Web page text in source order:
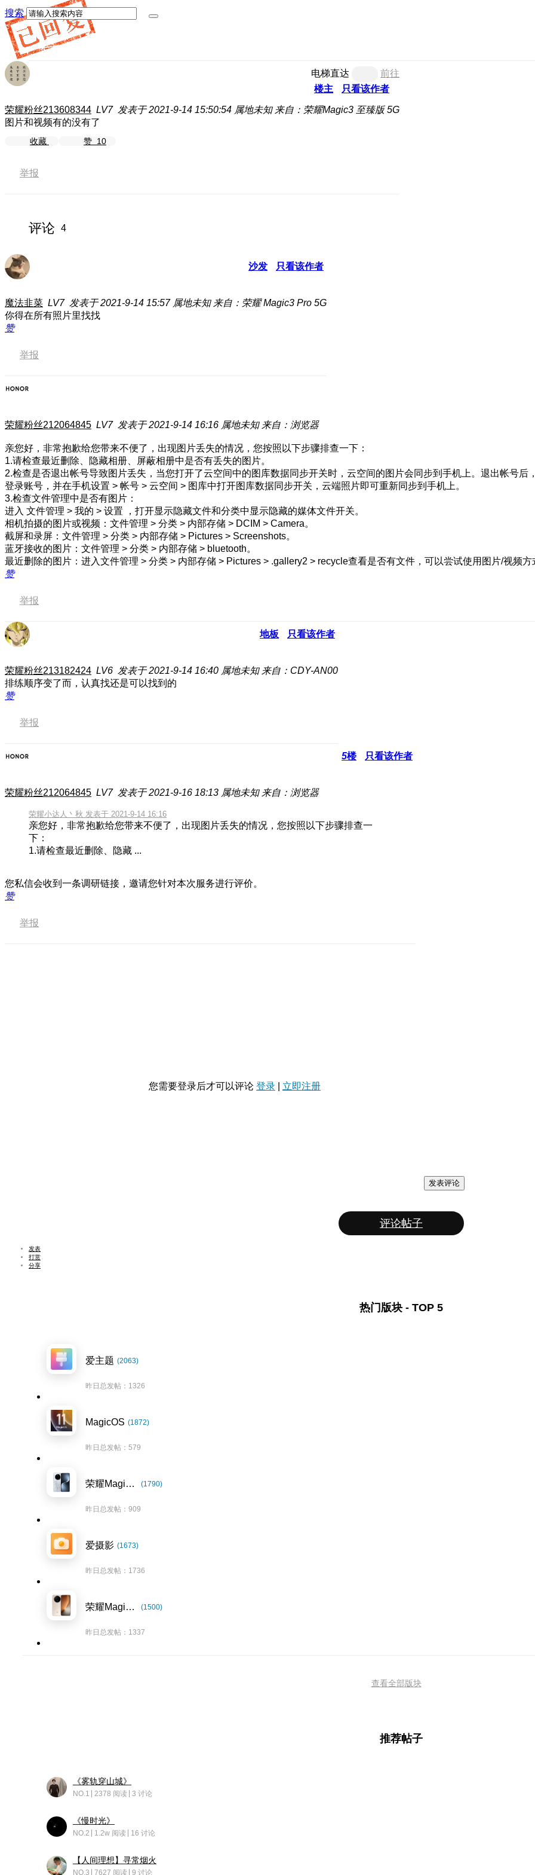
搜索
电梯直达
前往
楼主
只看该作者
荣耀粉丝213608344 LV7 发表于 2021-9-14 15:50:54 属地未知 来自：荣耀Magic3 至臻版 5G
图片和视频有的没有了
收藏 赞 10
举报
评论 4
沙发 只看该作者
魔法韭菜 LV7 发表于 2021-9-14 15:57 属地未知 来自：荣耀 Magic3 Pro 5G
你得在所有照片里找找
赞
举报
荣耀粉丝212064845 LV7 发表于 2021-9-14 16:16 属地未知 来自：浏览器
亲您好，非常抱歉给您带来不便了，出现图片丢失的情况，您按照以下步骤排查一下：
1.请检查最近删除、隐藏相册、屏蔽相册中是否有丢失的图片。
2.检查是否退出帐号导致图片丢失，当您打开了云空间中的图库数据同步开关时，云空间的图片会同步到手机上。退出帐号
登录账号，并在手机设置 > 帐号 > 云空间 > 图库中打开图库数据同步开关，云端照片即可重新同步到手机上。
3.检查文件管理中是否有图片：
进入 文件管理 > 我的 > 设置 ，打开显示隐藏文件和分类中显示隐藏的媒体文件开关。
相机拍摄的图片或视频：文件管理 > 分类 > 内部存储 > DCIM > Camera。
截屏和录屏：文件管理 > 分类 > 内部存储 > Pictures > Screenshots。
蓝牙接收的图片：文件管理 > 分类 > 内部存储 > bluetooth。
最近删除的图片：进入文件管理 > 分类 > 内部存储 > Pictures > .gallery2 > recycle查看是否有文件，可以尝试使用图片/视频
赞
举报
地板 只看该作者
荣耀粉丝213182424 LV6 发表于 2021-9-14 16:40 属地未知 来自：CDY-AN00
排练顺序变了而，认真找还是可以找到的
赞
举报
5楼 只看该作者
荣耀粉丝212064845 LV7 发表于 2021-9-16 18:13 属地未知 来自：浏览器
荣耀小达人丶秋 发表于 2021-9-14 16:16
亲您好，非常抱歉给您带来不便了，出现图片丢失的情况，您按照以下步骤排查一
下：
1.请检查最近删除、隐藏 ...
您私信会收到一条调研链接，邀请您针对本次服务进行评价。
赞
举报
您需要登录后才可以评论 登录 立即注册
发表评论
评论帖子
发表
打赏
分享
热门版块 - TOP 5
爱主题 (2063)
昨日总发帖：1326
MagicOS (1872)
昨日总发帖：579
荣耀Magic7系列 (1790)
昨日总发帖：909
爱摄影 (1673)
昨日总发帖：1736
荣耀Magic8系列 (1500)
昨日总发帖：1337
查看全部版块
推荐帖子
《雾轨穿山城》
NO.1 2378 阅读 3 讨论
《慢时光》
NO.2 1.2w 阅读 16 讨论
【人间理想】寻常烟火
NO.3 7627 阅读 9 讨论